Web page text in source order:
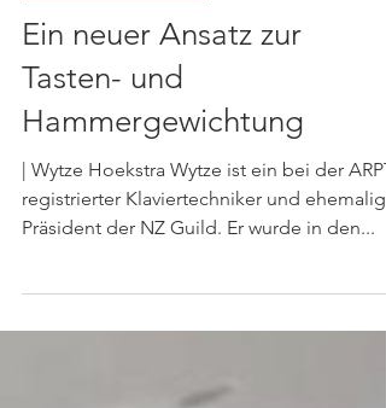
Werkzeug/ Material
Ein neuer Ansatz zur
Tasten- und
Hammergewichtung
| Wytze Hoekstra Wytze ist ein bei der ARPT